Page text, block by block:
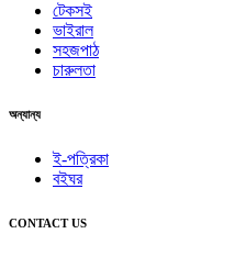
টেকসই
ভাইরাল
সহজপাঠ
চারুলতা
অন্যান্য
ই-পত্রিকা
বইঘর
CONTACT US